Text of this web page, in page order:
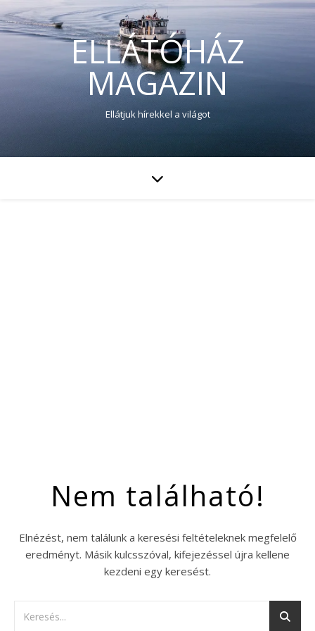
ELLÁTÓHÁZ
MAGAZIN
Ellátjuk hírekkel a világot
Nem található!
Elnézést, nem találunk a keresési feltételeknek megfelelő
eredményt. Másik kulcsszóval, kifejezéssel újra kellene
kezdeni egy keresést.